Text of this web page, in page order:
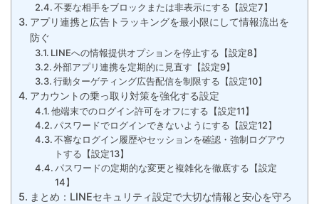
不要な相手をブロックまたは非表示にする【設定7】
アプリ連携と広告トラッキングを最小限にして情報流出を
防ぐ
LINEへの情報提供オプションを停止する【設定8】
外部アプリ連携を定期的に見直す【設定9】
行動ターゲティング広告配信を制限する【設定10】
アカウントの乗っ取り対策を強化する設定
他端末でのログイン許可をオフにする【設定11】
パスワードでログインできないようにする【設定12】
不審なログイン履歴やセッションを確認・強制ログアウ
トする【設定13】
パスワードの定期的な変更と複雑化を徹底する【設定
14】
まとめ：LINEセキュリティ設定で大切な情報と安心を守ろ